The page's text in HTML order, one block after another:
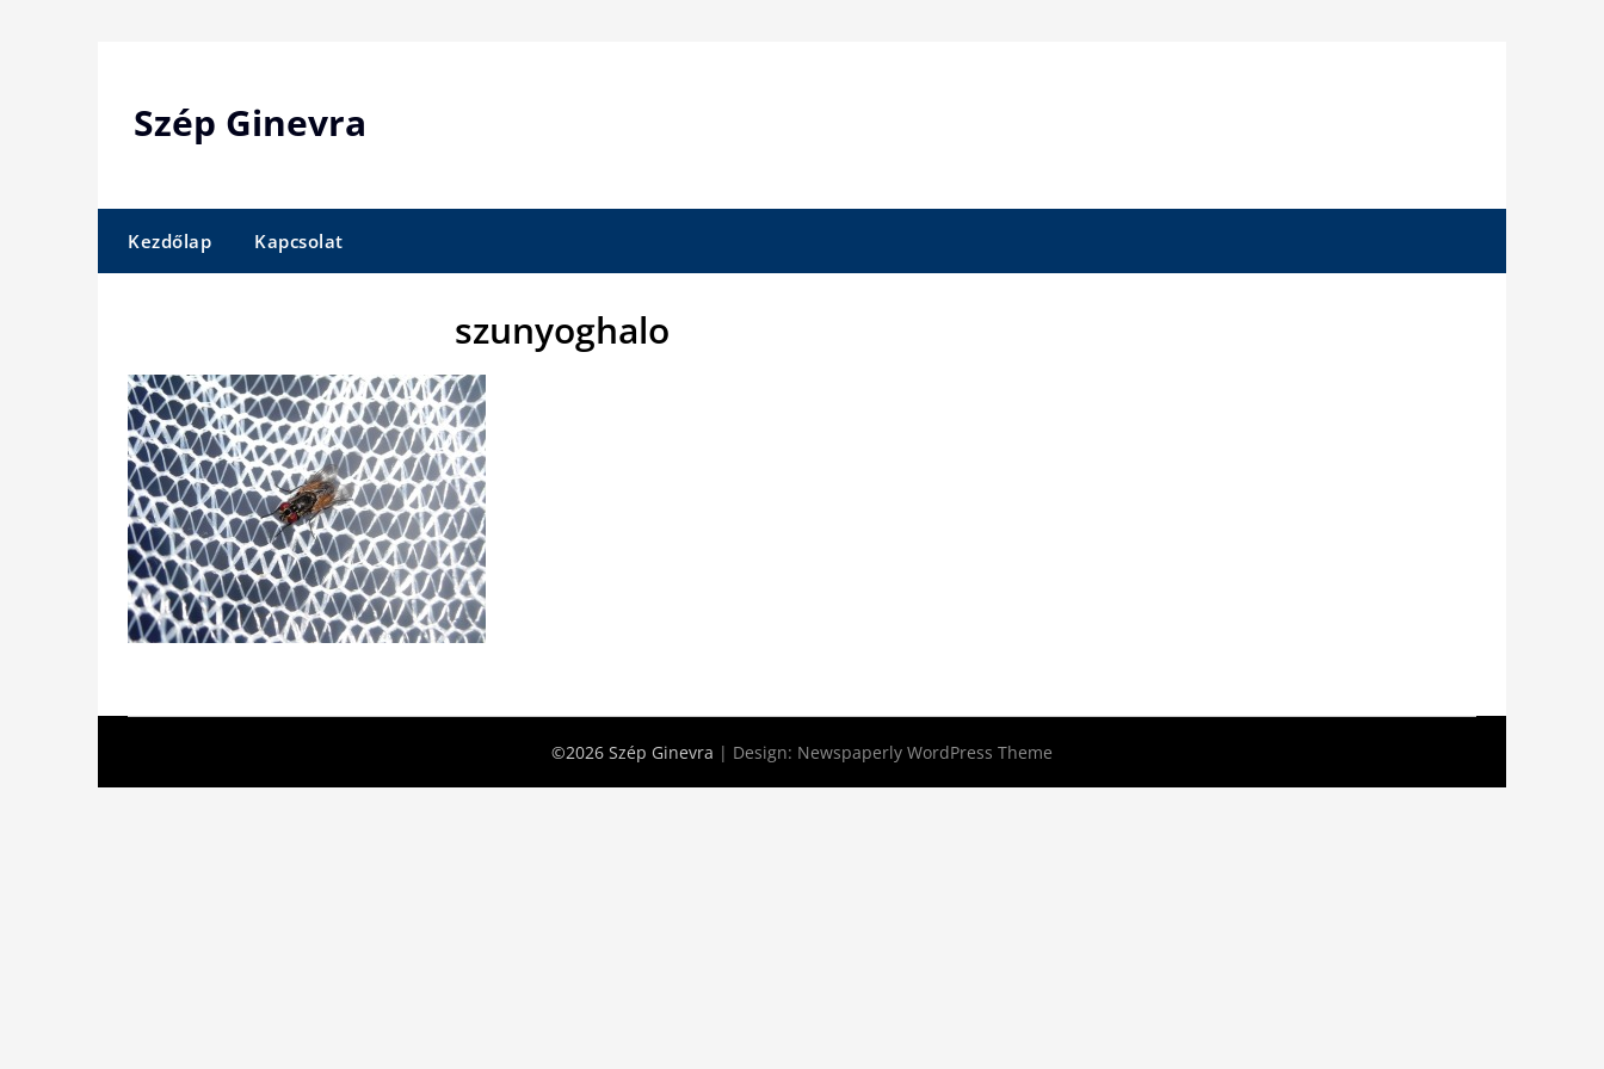
Szép Ginevra
Kezdőlap Kapcsolat
szunyoghalo
©2026 Szép Ginevra | Design: Newspaperly WordPress Theme